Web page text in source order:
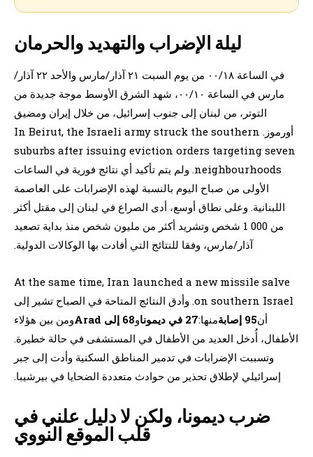
ليلة الإضراب والتهديد والحرمان
في الساعة ٠٠/١٨ من يوم السبت ٢١ آذار/مارس والأحد ٢٢ آذار/
مارس في الساعة ٠٠/١٠، شهد الشرق الأوسط موجة جديدة من
التوتر، من لبنان إلى جنوب إسرائيل، من خلال إيران ومضيق
أورموز. In Beirut, the Israeli army struck the southern
suburbs after issuing eviction orders targeting seven
neighbourhoods. ولم يتم تأكيد أي نتائج فورية في الساعات
الأولى من صباح اليوم بالنسبة لهذه الإضرابات على العاصمة
اللبنانية. وعلى نطاق أوسع، أدى الصراع في لبنان إلى مقتل أكثر
من 000 1 شخص وتشريد أكثر من مليون شخص منذ بداية تصعيد
آذار/مارس، وفقا للنتائج التي أفادت بها الوكالات الدولية.
At the same time, Iran launched a new missile salve
on southern Israel. وأدق النتائج المتاحة في الصباح تشير إلى
أن95 إصابة منها:27 في ديمونا و68 إلى Arad
ومن بين هؤلاء
الأطفال، أُدخل العديد من الأطفال في المستشفى في حالة خطيرة.
وتسببت الإضرابات في تدمير المناطق السكنية وأدت إلى جبر
إسرائيلي لإطلاق تحذير من حوادث متعددة الضحايا في بيرشيبا.
ضرب ديمونا، ولكن لا دليل علني في
قلب الموقع النووي